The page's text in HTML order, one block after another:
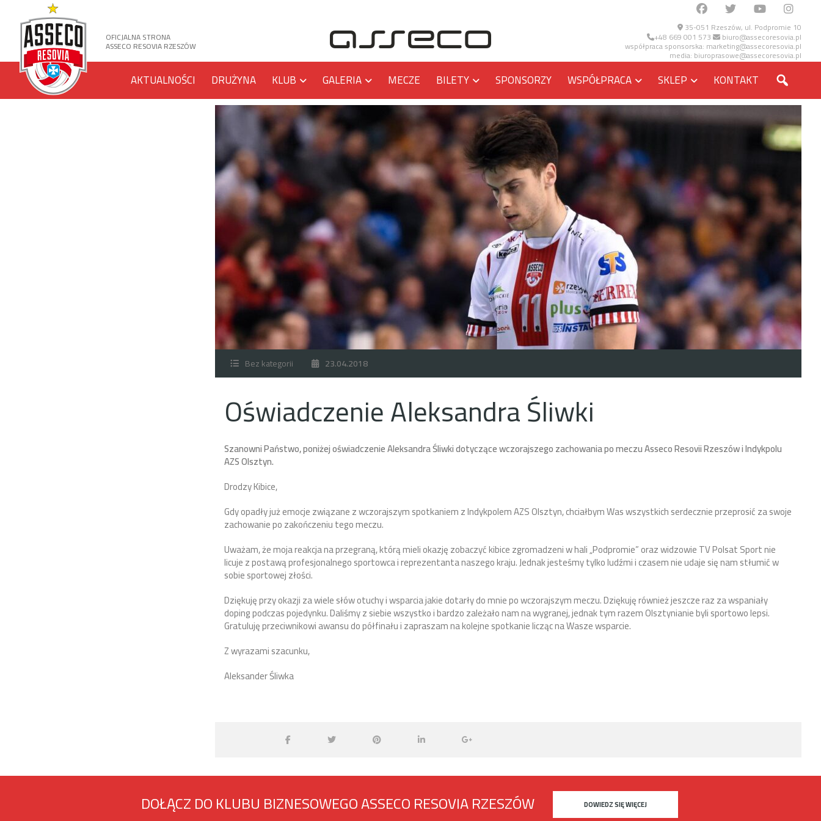
35-051 Rzeszów, ul. Podpromie 10
+48 669 001 573 biuro@assecoresovia.pl
współpraca sponsorska: marketing@assecoresovia.pl
media: biuroprasowe@assecoresovia.pl
OFICJALNA STRONA
ASSECO RESOVIA RZESZÓW
AKTUALNOŚCI DRUŻYNA KLUB GALERIA MECZE BILETY SPONSORZY WSPÓŁPRACA SKLEP KONTAKT
Bez kategorii 23.04.2018
Oświadczenie Aleksandra Śliwki
Szanowni Państwo, poniżej oświadczenie Aleksandra Śliwki dotyczące wczorajszego zachowania po meczu Asseco Resovii Rzeszów i Indykpolu
AZS Olsztyn.
Drodzy Kibice,
Gdy opadły już emocje związane z wczorajszym spotkaniem z Indykpolem AZS Olsztyn, chciałbym Was wszystkich serdecznie przeprosić za swoje
zachowanie po zakończeniu tego meczu.
Uważam, że moja reakcja na przegraną, którą mieli okazję zobaczyć kibice zgromadzeni w hali „Podpromie” oraz widzowie TV Polsat Sport nie
licuje z postawą profesjonalnego sportowca i reprezentanta naszego kraju. Jednak jesteśmy tylko ludźmi i czasem nie udaje się nam stłumić w
sobie sportowej złości.
Dziękuję przy okazji za wiele słów otuchy i wsparcia jakie dotarły do mnie po wczorajszym meczu. Dziękuję również jeszcze raz za wspaniały
doping podczas pojedynku. Daliśmy z siebie wszystko i bardzo zależało nam na wygranej, jednak tym razem Olsztynianie byli sportowo lepsi.
Gratuluję przeciwnikowi awansu do półfinału i zapraszam na kolejne spotkanie licząc na Wasze wsparcie.
Z wyrazami szacunku,
Aleksander Śliwka
DOŁĄCZ DO KLUBU BIZNESOWEGO ASSECO RESOVIA RZESZÓW DOWIEDZ SIĘ WIĘCEJ